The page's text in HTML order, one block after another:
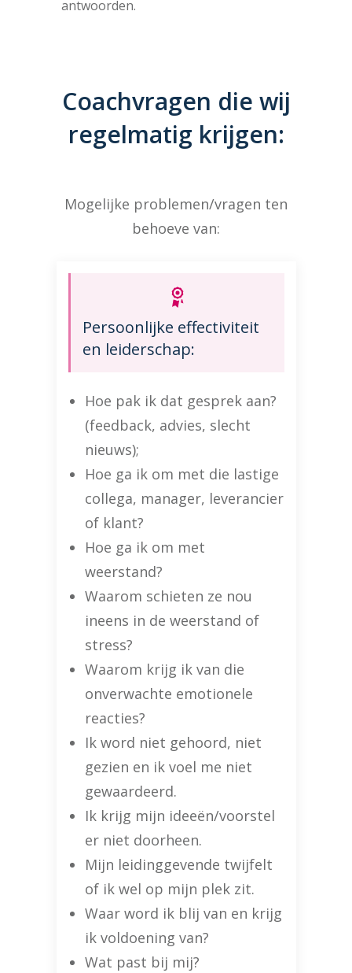
antwoorden.
Coachvragen die wij
regelmatig krijgen:
Mogelijke problemen/vragen ten
behoeve van:
Persoonlijke effectiviteit
en leiderschap:
Hoe pak ik dat gesprek aan?
(feedback, advies, slecht
nieuws);
Hoe ga ik om met die lastige
collega, manager, leverancier
of klant?
Hoe ga ik om met
weerstand?
Waarom schieten ze nou
ineens in de weerstand of
stress?
Waarom krijg ik van die
onverwachte emotionele
reacties?
Ik word niet gehoord, niet
gezien en ik voel me niet
gewaardeerd.
Ik krijg mijn ideeën/voorstel
er niet doorheen.
Mijn leidinggevende twijfelt
of ik wel op mijn plek zit.
Waar word ik blij van en krijg
ik voldoening van?
Wat past bij mij?